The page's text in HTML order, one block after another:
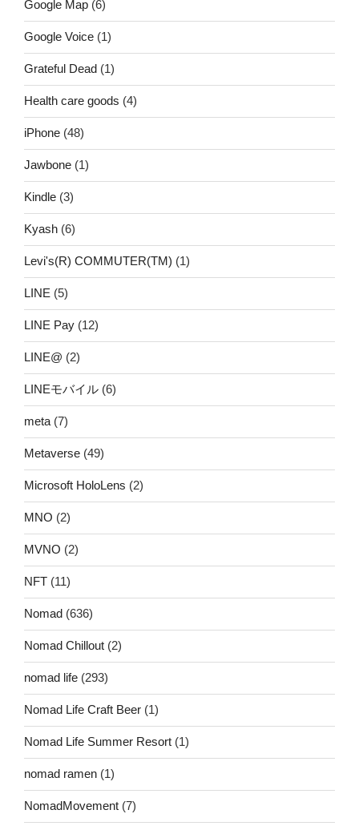
Google Map (6)
Google Voice (1)
Grateful Dead (1)
Health care goods (4)
iPhone (48)
Jawbone (1)
Kindle (3)
Kyash (6)
Levi's(R) COMMUTER(TM) (1)
LINE (5)
LINE Pay (12)
LINE@ (2)
LINEモバイル (6)
meta (7)
Metaverse (49)
Microsoft HoloLens (2)
MNO (2)
MVNO (2)
NFT (11)
Nomad (636)
Nomad Chillout (2)
nomad life (293)
Nomad Life Craft Beer (1)
Nomad Life Summer Resort (1)
nomad ramen (1)
NomadMovement (7)